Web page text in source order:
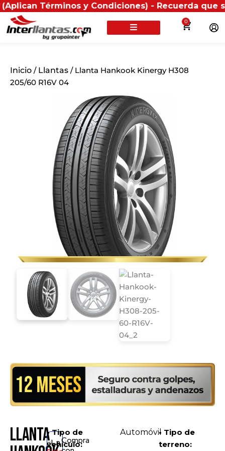
y Condiciones) - Recuerda que si
0
Inicio / Llantas / Llanta Hankook Kinergy H308
205/60 R16V 04
Llanta
Compra
«La
• Tipo de
vehículo:
Automóvil• Tipo de
terreno: